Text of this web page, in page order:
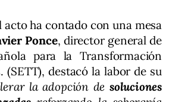
acto ha contado con una mesa
Ponce, director general de
para la Transformación
(SETT), destacó la labor de su
la adopción de soluciones